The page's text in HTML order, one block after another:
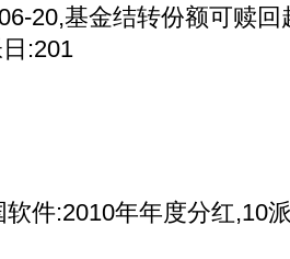
20,基金结转份额可赎
:201
:2010年年度分红,10